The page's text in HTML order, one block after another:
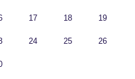
17 18 19
24 25 26